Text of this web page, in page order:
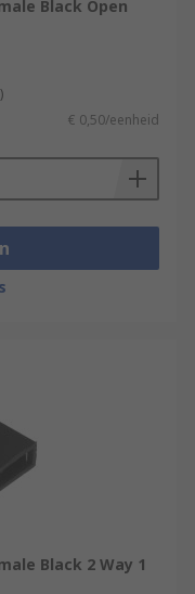
pass around
one part
numbers
of varying
can also
Black Open
€ 0,50/eenheid
Black 2 Way 1